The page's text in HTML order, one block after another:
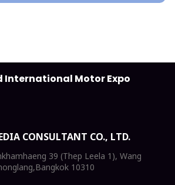
International Motor Expo
CONSULTANT CO., LTD.
39 (Thep Leela 1), Wang
10310